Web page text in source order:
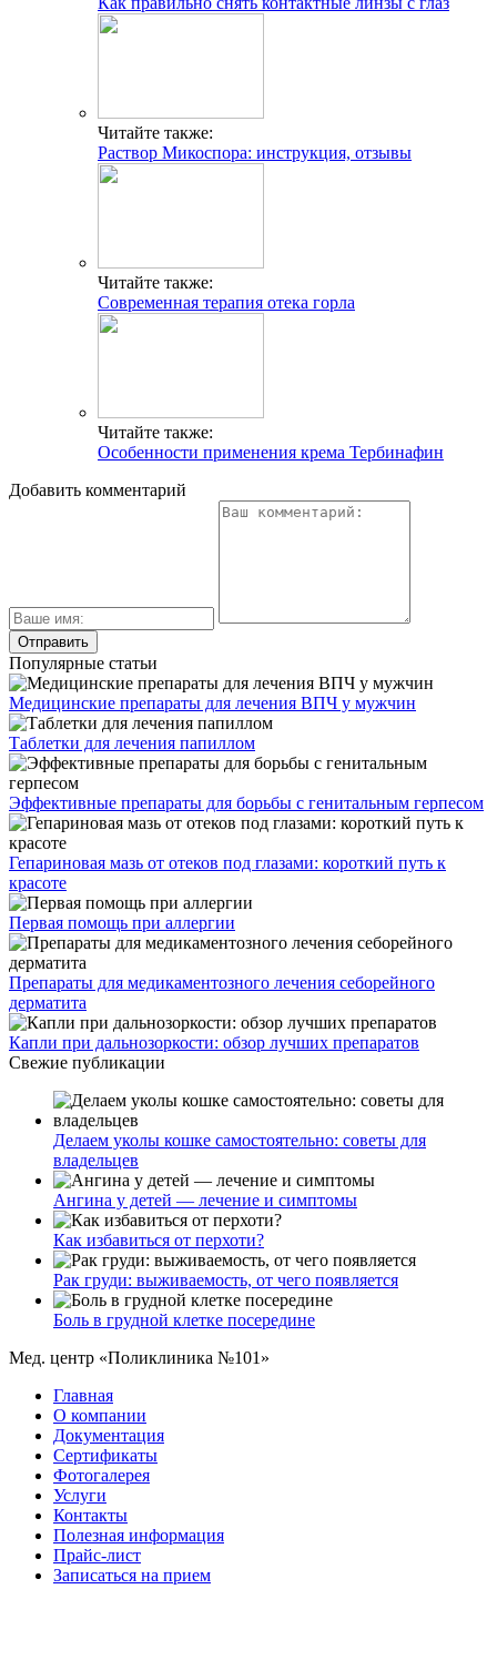
Читайте также:
Раствор Микоспора: инструкция, отзывы
Читайте также:
Современная терапия отека горла
Читайте также:
Особенности применения крема Тербинафин
Добавить комментарий
Популярные статьи
Медицинские препараты для лечения ВПЧ у мужчин
Таблетки для лечения папиллом
Эффективные препараты для борьбы с генитальным герпесом
Гепариновая мазь от отеков под глазами: короткий путь к
красоте
Первая помощь при аллергии
Препараты для медикаментозного лечения себорейного
дерматита
Капли при дальнозоркости: обзор лучших препаратов
Свежие публикации
Делаем уколы кошке самостоятельно: советы для
владельцев
Ангина у детей — лечение и симптомы
Как избавиться от перхоти?
Рак груди: выживаемость, от чего появляется
Боль в грудной клетке посередине
Мед. центр «Поликлиника №101»
Главная
О компании
Документация
Сертификаты
Фотогалерея
Услуги
Контакты
Полезная информация
Прайс-лист
Записаться на прием